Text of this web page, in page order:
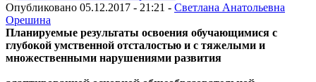
Опубликовано 05.12.2017 - 21:21 - Светлана Анатольевна
Орешина
Планируемые результаты освоения обучающимися с
глубокой умственной отсталостью и с тяжелыми и
множественными нарушениями развития